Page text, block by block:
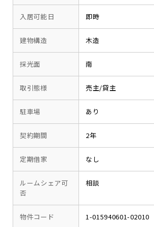
入居可能日 即時
建物構造 木造
採光面 南
取引態様 売主/貸主
駐車場 あり
契約期間 2年
定期借家 なし
ルームシェア可
否
相談
物件コード 1-015940601-02010